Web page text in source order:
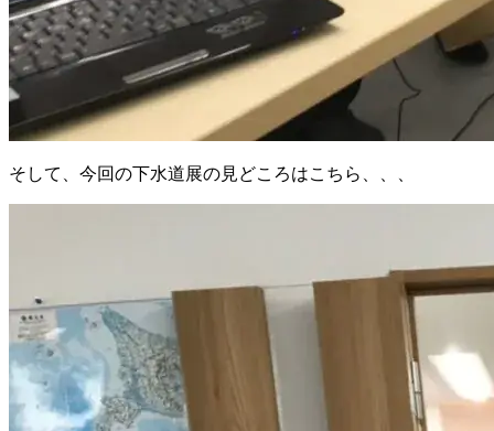
そして、今回の下水道展の見どころはこちら、、、